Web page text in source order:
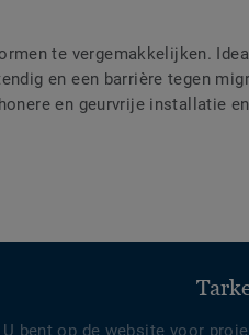
te vergemakkelijken.
en een barrière tegen
en geurvrije installatie
U bent op de website voor